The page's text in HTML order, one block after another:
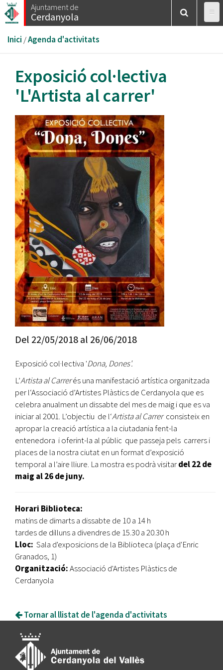
Vés
al
Ajuntament de
Cerdanyola
Esteu
aquí
Inici /Agenda d'activitats
Exposició col·lectiva
'L'Artista al carrer'
Del 22/05/2018 al 26/06/2018
Exposició col·lectiva 'Dona, Dones'.
L’Artista al Carrerés una manifestació artística organitzada
per l‘Associació d’Artistes Plàstics de Cerdanyola que es
celebra anualment un dissabte del mes de maig i que es va
iniciar al 2001. L’objectiu de l‘Artista al Carrerconsisteix en
apropar la creació artística a la ciutadania fent-la
entenedora i oferint-la al públic que passeja pels carrers i
places de la nostra ciutat en un format d’exposició
temporal a l’aire lliure. La mostra es podrà visitardel 22 de
maig al 26 de juny.
Horari Biblioteca:
matins de dimarts a dissabte de 10 a 14 h
tardes de dilluns a divendres de 15.30 a 20.30 h
Lloc: Sala d'exposicions de la Biblioteca (plaça d'Enric
Granados, 1)
Organització:Associació d'Artistes Plàstics de
Cerdanyola
Tornar al llistat de l'agenda d'activitats